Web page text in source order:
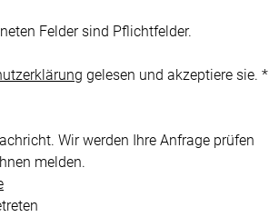
Felder sind Pflichtfelder.
gelesen und akzeptiere sie. *
Wir werden Ihre Anfrage prüfen
melden.